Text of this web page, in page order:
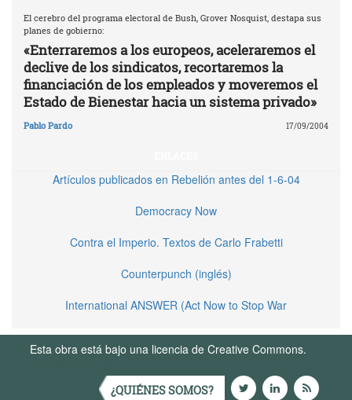
El cerebro del programa electoral de Bush, Grover Nosquist, destapa sus
planes de gobierno:
«Enterraremos a los europeos, aceleraremos el
declive de los sindicatos, recortaremos la
financiación de los empleados y moveremos el
Estado de Bienestar hacia un sistema privado»
Pablo Pardo 17/09/2004
Artículos publicados en Rebelión antes del 1-6-04
Democracy Now
Contra el Imperio. Textos de Carlo Frabetti
Counterpunch (inglés)
International ANSWER (Act Now to Stop War
Esta obra está bajo una licencia de Creative Commons.
¿QUIÉNES SOMOS?